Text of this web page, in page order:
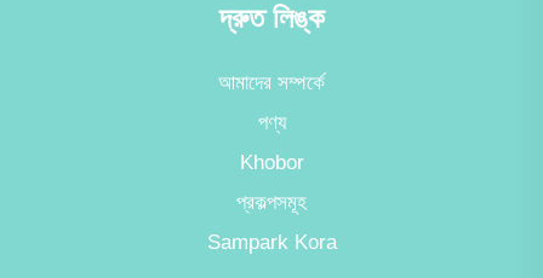
দ্রুত লিঙ্ক
আমাদের সম্পর্কে
পণ্য
Khobor
প্রকল্পসমূহ
Sampark Kora